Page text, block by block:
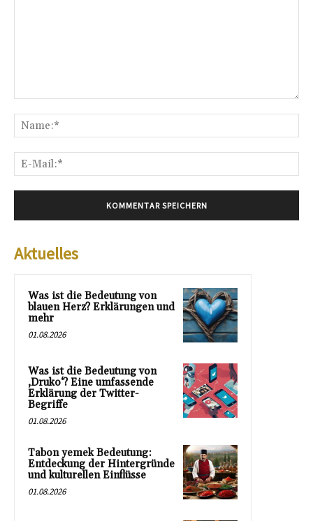
Aktuelles
Was ist die Bedeutung von
blauen Herz? Erklärungen und
mehr
01.08.2026
Was ist die Bedeutung von
‚Druko‘? Eine umfassende
Erklärung der Twitter-
Begriffe
01.08.2026
Tabon yemek Bedeutung:
Entdeckung der Hintergründe
und kulturellen Einflüsse
01.08.2026